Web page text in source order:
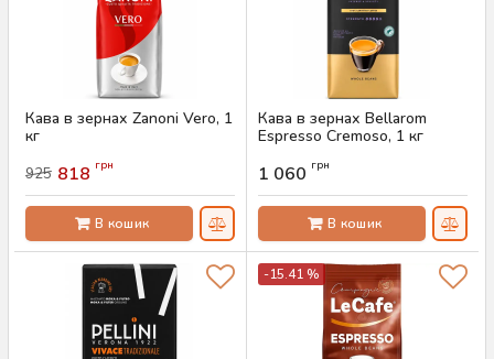
Кава в зернах Zanoni Vero, 1
кг
925 818 грн
В кошик
Кава в зернах Bellarom
Espresso Cremoso, 1 кг
1 060 грн
В кошик
-15.41 %